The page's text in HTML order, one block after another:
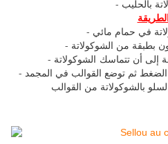
- تملأ القوالب بطبقة من سلو مع الضغط ثم توضع القوالب في المجمد